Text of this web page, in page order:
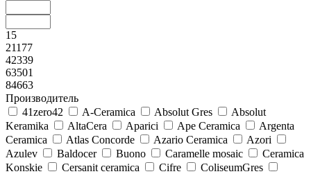
15
21177
42339
63501
84663
Производитель
41zero42
A-Ceramica Absolut Gres
Absolut
Keramika
AltaCera Aparici Ape Ceramica
Argenta
Ceramica
Atlas Concorde Azario Ceramica
Azori
Azulev
Baldocer Buono Caramelle mosaic
Ceramica
Konskie
Cersanit ceramica Cifre
ColiseumGres